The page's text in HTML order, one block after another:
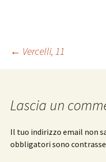
← Vercelli, 11
Lascia un
Il tuo indirizzo email non
obbligatori sono